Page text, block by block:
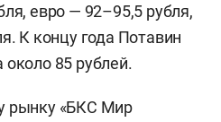
евро — 92–95,5 рубля,
К концу года Потавин
85 рублей.
рынку «БКС Мир